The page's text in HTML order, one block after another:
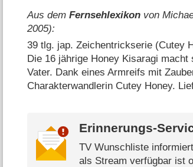
Aus demFernsehlexikon von
2005):
39 tlg. jap. Zeichentrickserie (Cutey
Die 16 jährige Honey Kisaragi
Vater. Dank eines Armreifs mit
Charakterwandlerin Cutey Honey.
Erinnerungs-
TV Wunschliste
als Stream verfügbar ist